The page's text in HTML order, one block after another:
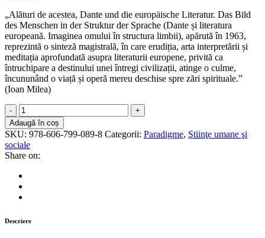
„Alături de acestea, Dante und die europäische Literatur. Das Bild
des Menschen in der Struktur der Sprache (Dante și literatura
europeană. Imaginea omului în structura limbii), apărută în 1963,
reprezintă o sinteză magistrală, în care erudiția, arta interpretării și
meditația aprofundată asupra literaturii europene, privită ca
întruchipare a destinului unei întregi civilizații, atinge o culme,
încununând o viață și operă mereu deschise spre zări spirituale.”
(Ioan Milea)
Dante
și
literatura
europeană.
Imaginea
omului
structura
limbii
Ioan
Adaugă în coș
SKU: 978-606-799-089-8 Categorii: Paradigme, Ştiinţe umane şi
sociale
Share on:
Descriere